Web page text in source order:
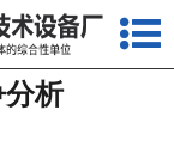
网站首页
关于我们
析